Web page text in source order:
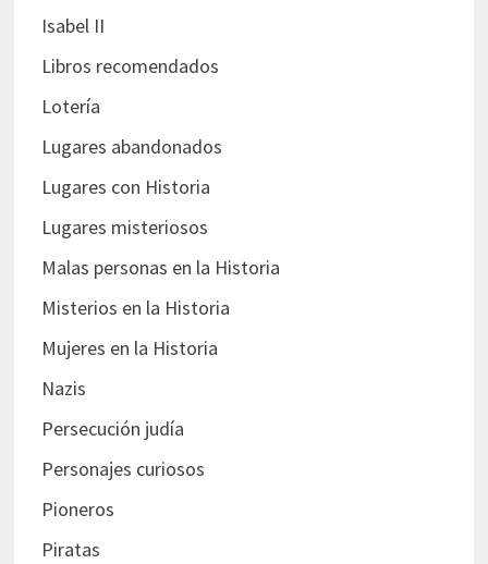
Isabel II
Libros recomendados
Lotería
Lugares abandonados
Lugares con Historia
Lugares misteriosos
Malas personas en la Historia
Misterios en la Historia
Mujeres en la Historia
Nazis
Persecución judía
Personajes curiosos
Pioneros
Piratas